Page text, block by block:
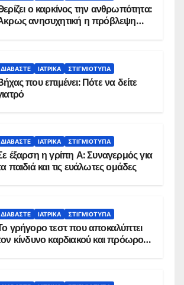
ο καρκίνος την ανθρωπότητα:
ανησυχητική η πρόβλεψη…
ΔΙΑΒΆΣΤΕ ΙΑΤΡΙΚΆ ΣΤΙΓΜΙΌΤΥΠΑ
που επιμένει: Πότε να δείτε
ΔΙΑΒΆΣΤΕ ΙΑΤΡΙΚΆ ΣΤΙΓΜΙΌΤΥΠΑ
έξαρση η γρίπη Α: Συναγερμός για
παιδιά και τις ευάλωτες ομάδες
ΔΙΑΒΆΣΤΕ ΙΑΤΡΙΚΆ ΣΤΙΓΜΙΌΤΥΠΑ
γρήγορο τεστ που αποκαλύπτει
κίνδυνο καρδιακού και πρόωρου